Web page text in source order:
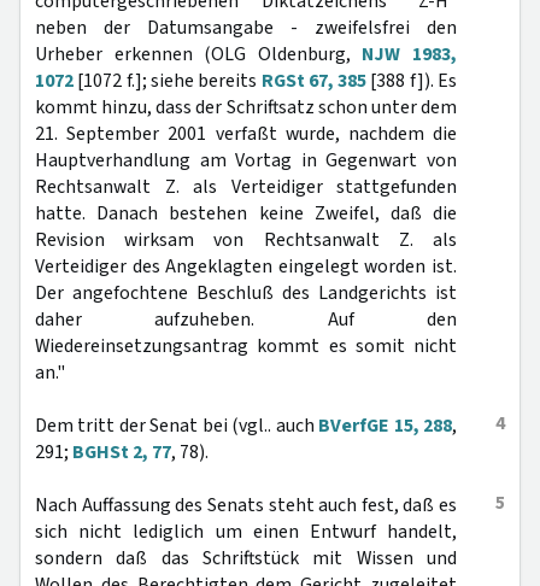
neben der Datumsangabe - zweifelsfrei den
Urheber erkennen (OLG Oldenburg, NJW 1983,
1072[1072 f.]; siehe bereits RGSt 67, 385[388 f]). Es
kommt hinzu, dass der Schriftsatz schon unter dem
21. September 2001 verfaßt wurde, nachdem die
Hauptverhandlung am Vortag in Gegenwart von
Rechtsanwalt Z. als Verteidiger stattgefunden
hatte. Danach bestehen keine Zweifel, daß die
Revision wirksam von Rechtsanwalt Z. als
Verteidiger des Angeklagten eingelegt worden ist.
Der angefochtene Beschluß des Landgerichts ist
daher aufzuheben. Auf den
Wiedereinsetzungsantrag kommt es somit nicht
an."
4
Dem tritt der Senat bei (vgl.. auch BVerfGE 15, 288,
291; BGHSt 2, 77, 78).
5
Nach Auffassung des Senats steht auch fest, daß es
sich nicht lediglich um einen Entwurf handelt,
sondern daß das Schriftstück mit Wissen und